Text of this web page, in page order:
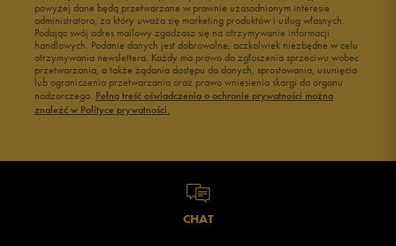
powyżej dane będą przetwarzane w prawnie uzasadnionym interesie
administratora, za który uważa się marketing produktów i usług własnych.
Podając swój adres mailowy zgadzasz się na otrzymywanie informacji
handlowych. Podanie danych jest dobrowolne, aczkolwiek niezbędne w celu
otrzymywania newslettera. Każdy ma prawo do zgłoszenia sprzeciwu wobec
przetwarzania, a także żądania dostępu do danych, sprostowania, usunięcia
lub ograniczenia przetwarzania oraz prawo wniesienia skargi do organu
nadzorczego. Pełną treść oświadczenia o ochronie prywatności można
znaleźć w Polityce prywatności.
CHAT